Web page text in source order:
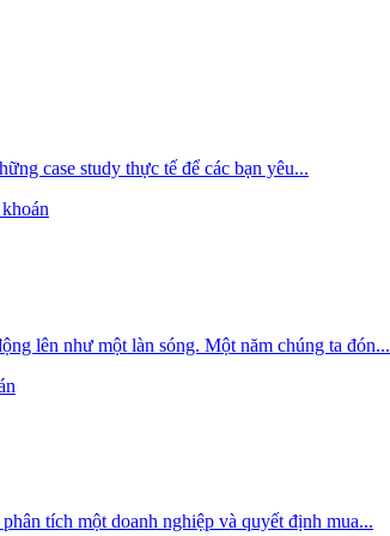
case study thực tế để các bạn yêu...
lên như một làn sóng. Một năm chúng ta đón...
tích một doanh nghiệp và quyết định mua...